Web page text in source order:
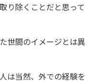
り除くことだと思って
世間のイメージとは異
は当然、外での経験を